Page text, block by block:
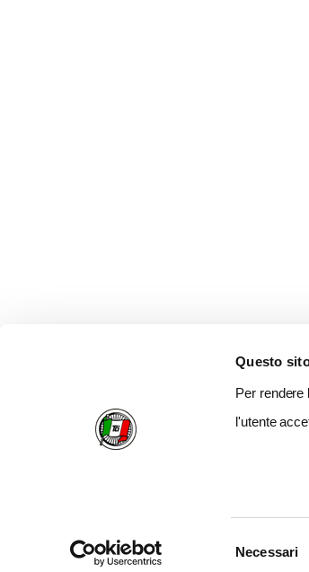
Questo
Per rendere
l'utente
Necessari